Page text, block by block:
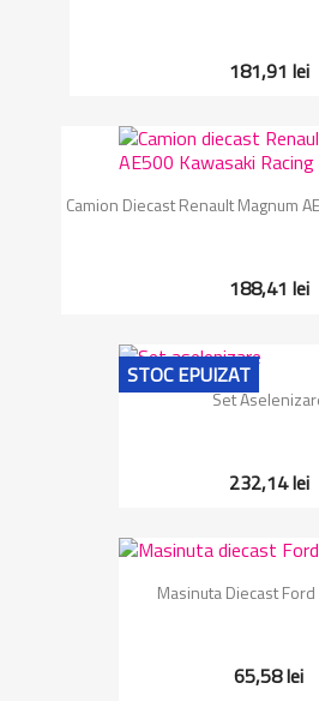
181,91 lei
Camion Diecast Renault Magnum
188,41 lei
Set
232,14 lei
STOC EPUIZAT
Masinuta Diecast
65,58 lei